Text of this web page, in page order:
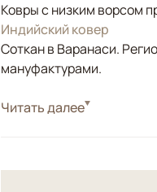
Ковры с низким ворсом
Индийский ковер
Соткан в Варанаси.
мануфактурами.
СтильСовременные
Читать далее